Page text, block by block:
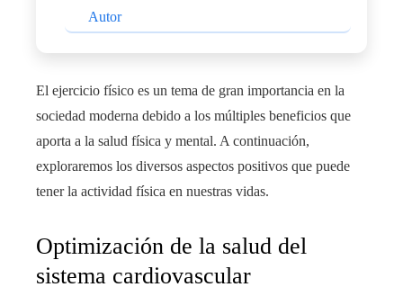
Autor
El ejercicio físico es un tema de gran importancia en la
sociedad moderna debido a los múltiples beneficios que
aporta a la salud física y mental. A continuación,
exploraremos los diversos aspectos positivos que puede
tener la actividad física en nuestras vidas.
Optimización de la salud del
sistema cardiovascular